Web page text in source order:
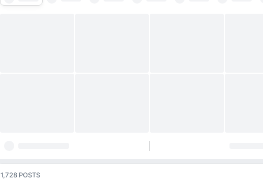
1,728 POSTS